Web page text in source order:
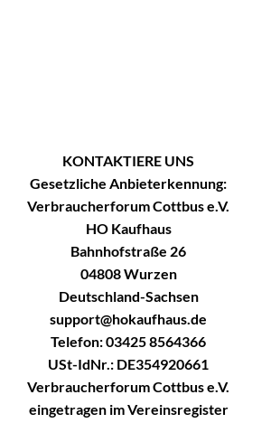
KONTAKTIERE UNS
Gesetzliche Anbieterkennung:
Verbraucherforum Cottbus e.V.
HO Kaufhaus
Bahnhofstraße 26
04808 Wurzen
Deutschland-Sachsen
support@hokaufhaus.de
Telefon: 03425 8564366
USt-IdNr.: DE354920661
Verbraucherforum Cottbus e.V.
eingetragen im Vereinsregister